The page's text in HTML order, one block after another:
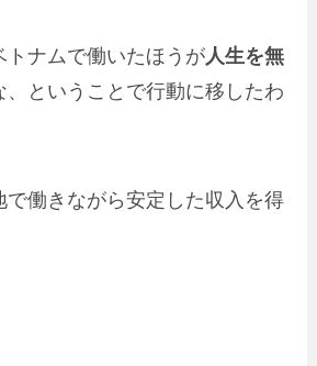
トナムで働いたほうが人生を無
、ということで行動に移したわ
で働きながら安定した収入を得